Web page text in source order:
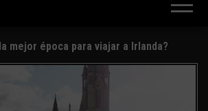
mejor época para viajar a Irlanda?